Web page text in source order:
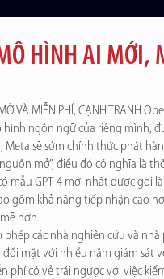
HÌNH AI MỚI,
VÀ MIỄN PHÍ, CẠNH TRANH
ngôn ngữ của riêng mình,
Meta sẽ sớm chính thức phát
mở”, điều đó có nghĩa là
mẫu GPT-4 mới nhất được
gồm khả năng tiếp nhận cao
hơn.
các nhà nghiên cứu và
mặt với nhiều năm giám sát
phí có vẻ trái ngược với việc